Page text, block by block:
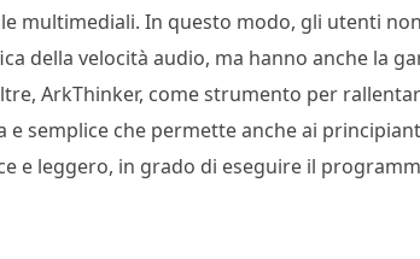
multimediali. In questo modo, gli utenti
della velocità audio, ma hanno anche la
ArkThinker, come strumento per
semplice che permette anche ai
e leggero, in grado di eseguire il